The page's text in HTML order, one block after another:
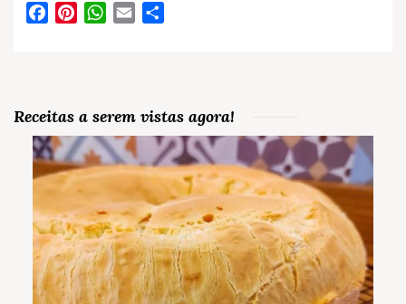
FacebookPinterestWhatsApp
Email
Receitas a serem vistas agora!